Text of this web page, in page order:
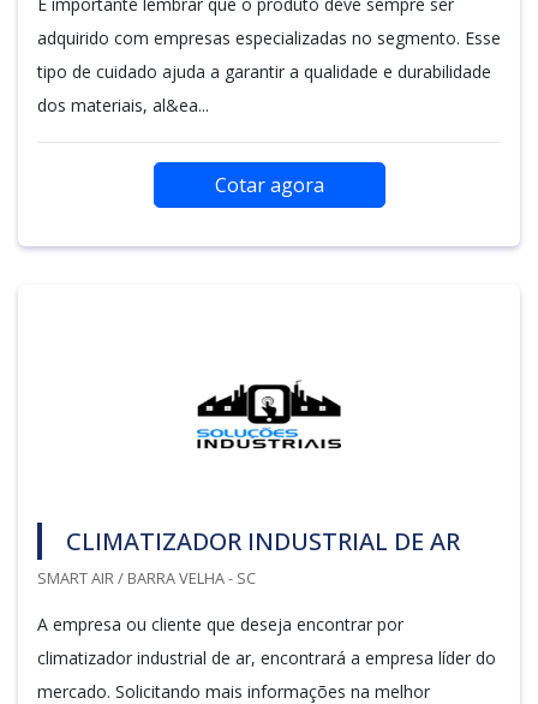
adquirido com empresas especializadas no segmento. Esse
tipo de cuidado ajuda a garantir a qualidade e durabilidade
dos materiais, al&ea...
Cotar agora
CLIMATIZADOR INDUSTRIAL DE AR
SMART AIR / BARRA VELHA - SC
A empresa ou cliente que deseja encontrar por
climatizador industrial de ar, encontrará a empresa líder do
mercado. Solicitando mais informações na melhor